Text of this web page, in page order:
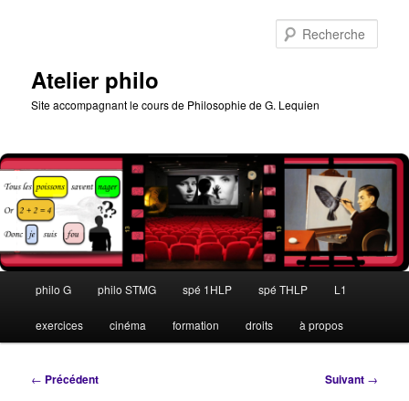
Atelier philo
Site accompagnant le cours de Philosophie de G. Lequien
principal
philo G philo STMG spé 1HLP spé THLP L1
exercices cinéma formation droits à propos
Navigation
← Précédent Suivant →